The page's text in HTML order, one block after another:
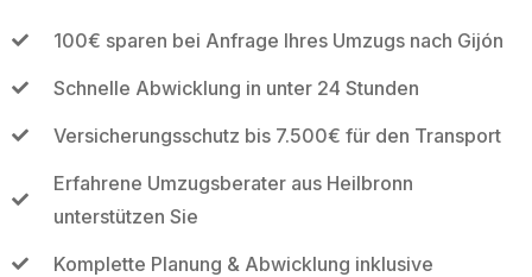
100€ sparen bei Anfrage Ihres Umzugs nach Gijón
Schnelle Abwicklung in unter 24 Stunden
Versicherungsschutz bis 7.500€ für den Transport
Erfahrene Umzugsberater aus Heilbronn
unterstützen Sie
Komplette Planung & Abwicklung inklusive